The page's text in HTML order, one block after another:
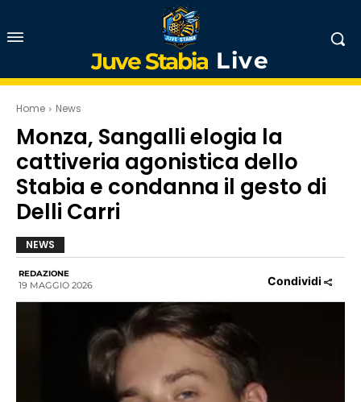
Juve Stabia Live
Home News
Monza, Sangalli elogia la
cattiveria agonistica dello
Stabia e condanna il gesto di
Delli Carri
NEWS
REDAZIONE
19 MAGGIO 2026 Condividi